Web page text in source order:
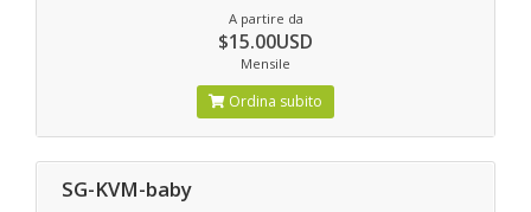
A partire da
$15.00USD
Mensile
Ordina subito
SG-KVM-baby